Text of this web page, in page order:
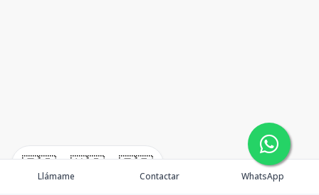
🇪🇸 🇺🇸 🇫🇷
Llámame Contactar WhatsApp